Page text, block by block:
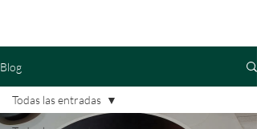
Blog
Todas las entradas